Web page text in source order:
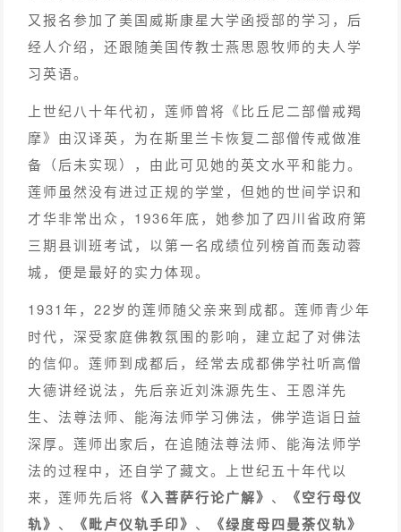
又报名参加了美国威斯康星大学函授部的学习，后
经人介绍，还跟随美国传教士燕思恩牧师的夫人学
习英语。
上世纪八十年代初，莲师曾将《比丘尼二部僧戒羯
摩》由汉译英，为在斯里兰卡恢复二部僧传戒做准
备（后未实现），由此可见她的英文水平和能力。
莲师虽然没有进过正规的学堂，但她的世间学识和
才华非常出众，1936年底，她参加了四川省政府第
三期县训班考试，以第一名成绩位列榜首而轰动蓉
城，便是最好的实力体现。
1931年，22岁的莲师随父亲来到成都。莲师青少年
时代，深受家庭佛教氛围的影响，建立起了对佛法
的信仰。莲师到成都后，经常去成都佛学社听高僧
大德讲经说法，先后亲近刘洙源先生、王恩洋先
生、法尊法师、能海法师学习佛法，佛学造诣日益
深厚。莲师出家后，在追随法尊法师、能海法师学
法的过程中，还自学了藏文。上世纪五十年代以
来，莲师先后将 《入菩萨行论广解》 、
《空行母仪
轨》 、 《毗卢仪轨手印》 、 《绿度母四曼荼仪轨》